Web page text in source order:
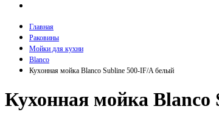
Главная
Раковины
Мойки для кухни
Blanco
Кухонная мойка Blanco Subline 500-IF/A белый
Кухонная мойка